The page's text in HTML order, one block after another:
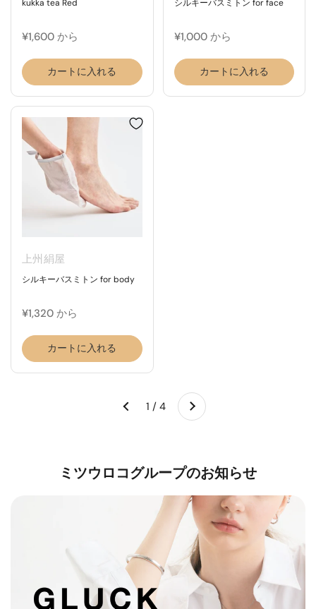
kukka tea Red
¥1,600 から
カートに入れる
シルキーバスミトン for face
¥1,000 から
カートに入れる
上州絹屋
シルキーバスミトン for body
¥1,320 から
カートに入れる
前へ 1 / 4 次へ
ミツウロコグループのお知らせ